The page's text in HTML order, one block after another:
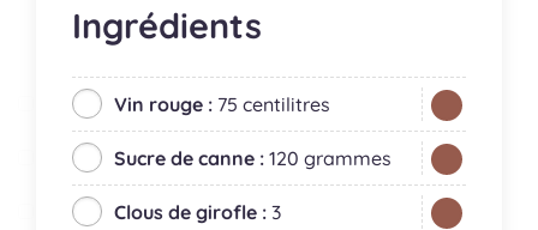
Ingrédients
Vin rouge : 75 centilitres
Sucre de canne : 120 grammes
Clous de girofle : 3